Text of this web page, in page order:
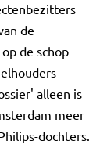
de
de schop
alleen is
meer
dochters.